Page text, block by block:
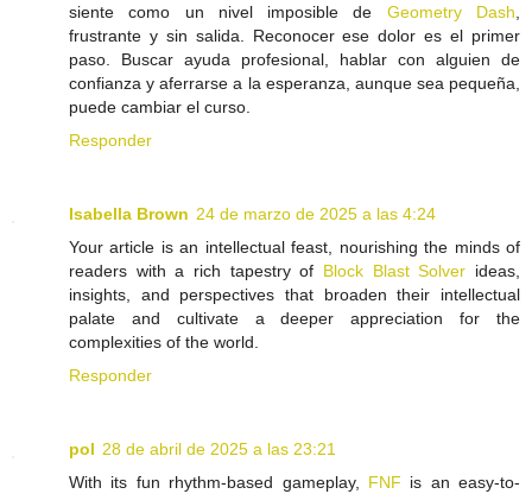
siente como un nivel imposible de Geometry Dash,
frustrante y sin salida. Reconocer ese dolor es el primer
paso. Buscar ayuda profesional, hablar con alguien de
confianza y aferrarse a la esperanza, aunque sea pequeña,
puede cambiar el curso.
Responder
Isabella Brown 24 de marzo de 2025 a las 4:24
Your article is an intellectual feast, nourishing the minds of
readers with a rich tapestry of Block Blast Solver ideas,
insights, and perspectives that broaden their intellectual
palate and cultivate a deeper appreciation for the
complexities of the world.
Responder
pol 28 de abril de 2025 a las 23:21
With its fun rhythm-based gameplay, FNF is an easy-to-